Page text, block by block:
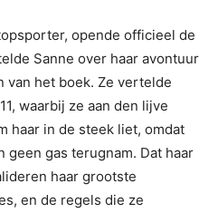
opende officieel de
Sanne over haar avontuur
het boek. Ze vertelde
waarbij ze aan den lijve
haar in de steek liet, omdat
geen gas terugnam. Dat haar
haar grootste
en de regels die ze